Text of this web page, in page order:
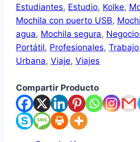
Estudiantes, Estudio, Kolke,
Mochila con puerto USB,
agua, Mochila segura,
Portátil, Profesionales, Trabajo
Urbana, Viaje, Viajes
Compartir Producto